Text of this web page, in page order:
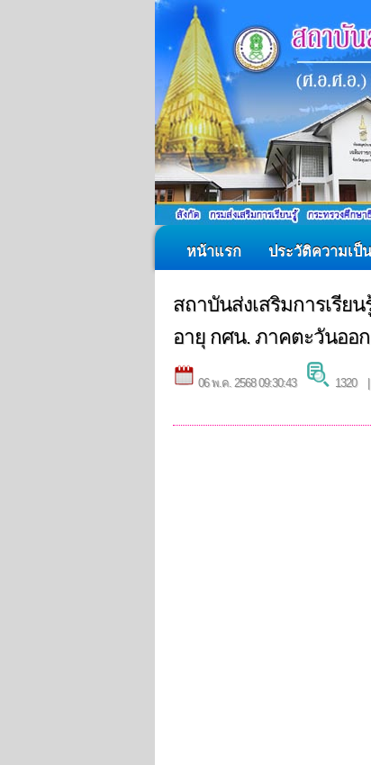
หน้าแรก ประวัติความเป็
สถาบันส่งเสริมการเรีย
อายุ กศน. ภาคตะวันออก
06 พ.ค. 2568 09:30:43 1320